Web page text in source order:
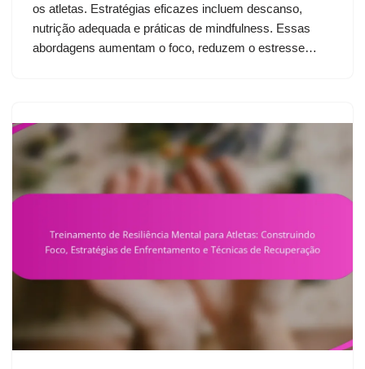
os atletas. Estratégias eficazes incluem descanso,
nutrição adequada e práticas de mindfulness. Essas
abordagens aumentam o foco, reduzem o estresse…